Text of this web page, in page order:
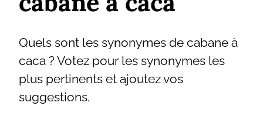
Quels sont les synonymes de cabane à
caca ? Votez pour les synonymes les
plus pertinents et ajoutez vos
suggestions.